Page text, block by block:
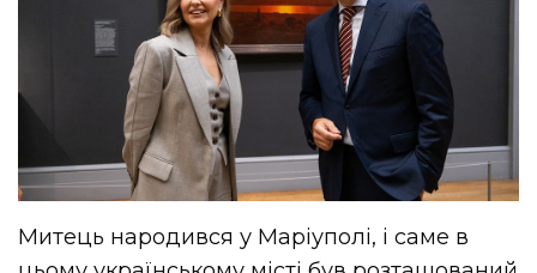
Митець народився у Маріуполі, і саме в